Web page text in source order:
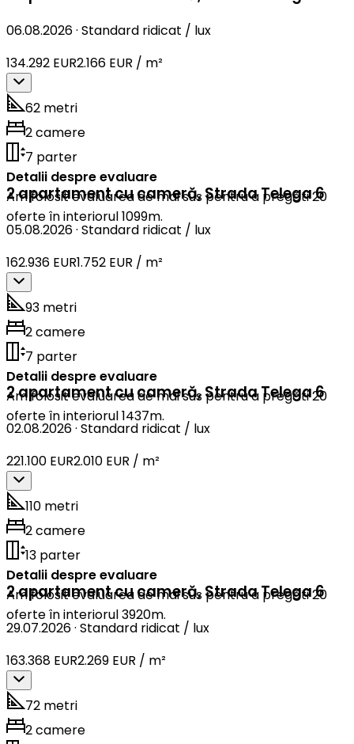
06.08.2026· Standard ridicat / lux
134.292 EUR2.166 EUR / m²
62 metri
2 camere
7 parter
Detalii despre evaluare
Am folosit evaluarea de mai sus pentru a pregăti 20
oferte în interiorul 1099m.
2 apartament cu cameră,Strada Telega 6
05.08.2026· Standard ridicat / lux
162.936 EUR1.752 EUR / m²
93 metri
2 camere
7 parter
Detalii despre evaluare
Am folosit evaluarea de mai sus pentru a pregăti 20
oferte în interiorul 1437m.
2 apartament cu cameră,Strada Telega 6
02.08.2026· Standard ridicat / lux
221.100 EUR2.010 EUR / m²
110 metri
2 camere
13 parter
Detalii despre evaluare
Am folosit evaluarea de mai sus pentru a pregăti 20
oferte în interiorul 3920m.
2 apartament cu cameră,Strada Telega 6
29.07.2026· Standard ridicat / lux
163.368 EUR2.269 EUR / m²
72 metri
2 camere